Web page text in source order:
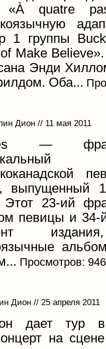
«À quatre
1 группы
Make
Энди
Оба...
Дион // 11 мая 2011
—
выпущенный
Этот 23-ий
певицы и 34-
Просмотров:
Дион // 25 апреля 2011
дает тур в
на